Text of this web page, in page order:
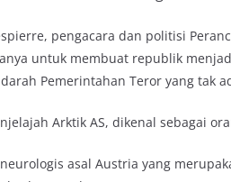
pengacara dan politisi
untuk membuat republik
Pemerintahan Teror yang tak
Arktik AS, dikenal sebagai
asal Austria yang